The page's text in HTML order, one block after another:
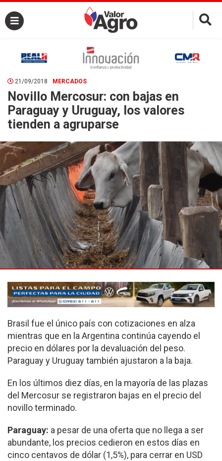
×
21/09/2018 MERCADOS
Novillo Mercosur: con bajas en
Paraguay y Uruguay, los valores
tienden a agruparse
Brasil fue el único país con cotizaciones en alza
mientras que en la Argentina continúa cayendo el
precio en dólares por la devaluación del peso.
Paraguay y Uruguay también ajustaron a la baja.
En los últimos diez días, en la mayoría de las plazas
del Mercosur se registraron bajas en el precio del
novillo terminado.
Paraguay: a pesar de una oferta que no llega a ser
abundante, los precios cedieron en estos días en
cinco centavos de dólar (1,5%), para cerrar en USD